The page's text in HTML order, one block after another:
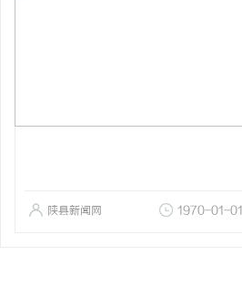
陕县新闻网 1970-01-01